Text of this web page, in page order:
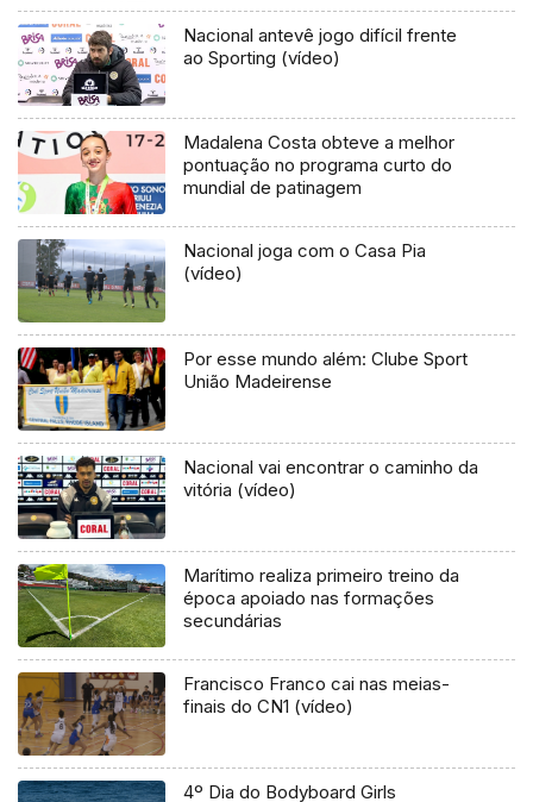
Nacional antevê jogo difícil frente
ao Sporting (vídeo)
Madalena Costa obteve a melhor
pontuação no programa curto do
mundial de patinagem
Nacional joga com o Casa Pia
(vídeo)
Por esse mundo além: Clube Sport
União Madeirense
Nacional vai encontrar o caminho da
vitória (vídeo)
Marítimo realiza primeiro treino da
época apoiado nas formações
secundárias
Francisco Franco cai nas meias-
finais do CN1 (vídeo)
4º Dia do Bodyboard Girls